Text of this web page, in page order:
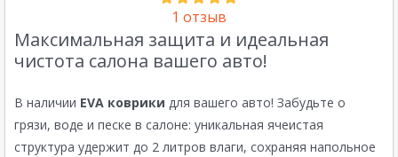
1 отзыв
Максимальная защита и идеальная
чистота салона вашего авто!
В наличии EVA коврики для вашего авто! Забудьте о
грязи, воде и песке в салоне: уникальная ячеистая
структура удержит до 2 литров влаги, сохраняя напольное